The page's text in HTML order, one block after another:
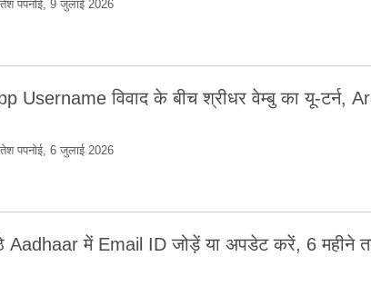
पपनोई, 9 जुलाई 2026
Username विवाद के बीच श्रीधर वेम्बु का यू-टर्न,
पपनोई, 6 जुलाई 2026
Aadhaar में Email ID जोड़ें या अपडेट करें, 6 महीने